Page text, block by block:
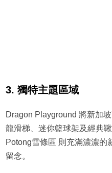
3. 獨特主題區域
Dragon Playground 將新加
龍滑梯、迷你籃球架及經典
Potong雪條區 則充滿濃濃的
留念。